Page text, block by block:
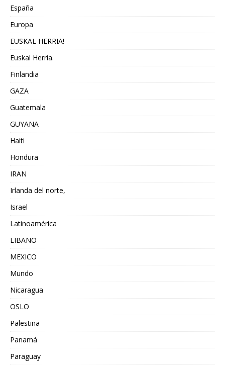
España
Europa
EUSKAL HERRIA!
Euskal Herria.
Finlandia
GAZA
Guatemala
GUYANA
Haiti
Hondura
IRAN
Irlanda del norte,
Israel
Latinoamérica
LIBANO
MEXICO
Mundo
Nicaragua
OSLO
Palestina
Panamá
Paraguay